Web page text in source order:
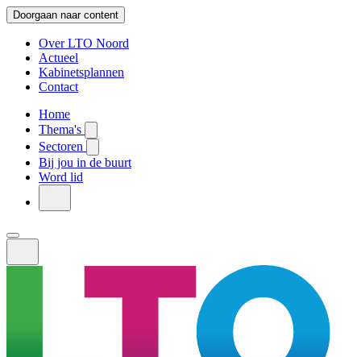
Doorgaan naar content
Over LTO Noord
Actueel
Kabinetsplannen
Contact
Home
Thema's
Sectoren
Bij jou in de buurt
Word lid